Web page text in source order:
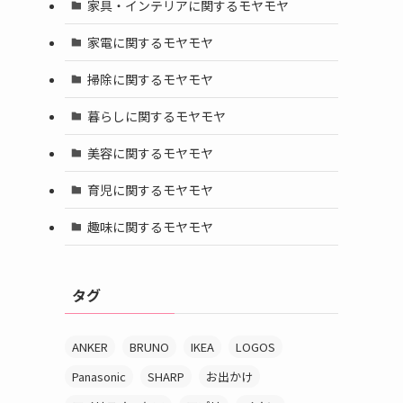
家具・インテリアに関するモヤモヤ
家電に関するモヤモヤ
掃除に関するモヤモヤ
暮らしに関するモヤモヤ
美容に関するモヤモヤ
育児に関するモヤモヤ
趣味に関するモヤモヤ
タグ
ANKER BRUNO IKEA
LOGOS
Panasonic
SHARP
お出かけ